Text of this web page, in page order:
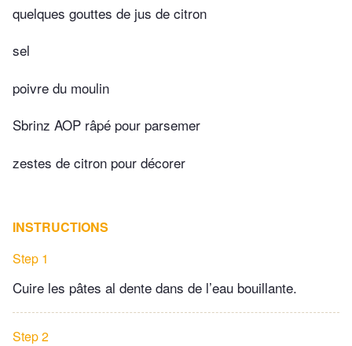
quelques gouttes de jus de citron
sel
poivre du moulin
Sbrinz AOP râpé pour parsemer
zestes de citron pour décorer
INSTRUCTIONS
Step 1
Cuire les pâtes al dente dans de l’eau bouillante.
Step 2